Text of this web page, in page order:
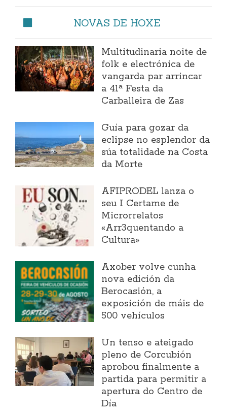
NOVAS DE HOXE
Multitudinaria noite de
folk e electrónica de
vangarda par arrincar
a 41ª Festa da
Carballeira de Zas
Guía para gozar da
eclipse no esplendor da
súa totalidade na Costa
da Morte
AFIPRODEL lanza o
seu I Certame de
Microrrelatos
«Arr3quentando a
Cultura»
Axober volve cunha
nova edición da
Berocasión, a
exposición de máis de
500 vehículos
Un tenso e ateigado
pleno de Corcubión
aprobou finalmente a
partida para permitir a
apertura do Centro de
Día